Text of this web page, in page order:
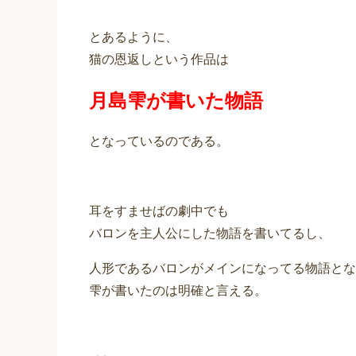
とあるように、
猫の恩返しという作品は
月島雫が書いた物語
となっているのである。
耳をすませばの劇中でも
バロンを主人公にした物語を書いてるし、
人形であるバロンがメインになってる物語と
雫が書いたのは明確と言える。